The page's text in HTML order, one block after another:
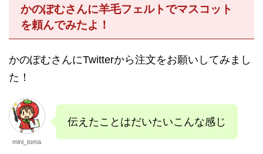
かのぽむさんに羊毛フェルトでマスコット
を頼んでみたよ！
かのぽむさんにTwitterから注文をお願いしてみまし
た！
mini_toma
伝えたことはだいたいこんな感じ